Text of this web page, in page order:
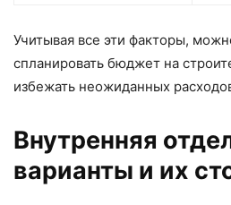
Учитывая все эти факторы,
спланировать бюджет на
избежать неожиданных
Внутренняя
варианты и их